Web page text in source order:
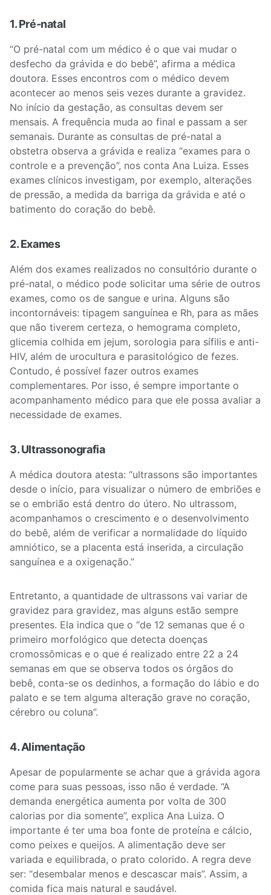
1. Pré-natal
“O pré-natal com um médico é o que vai mudar o
desfecho da grávida e do bebê”, afirma a médica
doutora. Esses encontros com o médico devem
acontecer ao menos seis vezes durante a gravidez.
No início da gestação, as consultas devem ser
mensais. A frequência muda ao final e passam a ser
semanais. Durante as consultas de pré-natal a
obstetra observa a grávida e realiza “exames para o
controle e a prevenção”, nos conta Ana Luiza. Esses
exames clínicos investigam, por exemplo, alterações
de pressão, a medida da barriga da grávida e até o
batimento do coração do bebê.
2. Exames
Além dos exames realizados no consultório durante o
pré-natal, o médico pode solicitar uma série de outros
exames, como os de sangue e urina. Alguns são
incontornáveis: tipagem sanguínea e Rh, para as mães
que não tiverem certeza, o hemograma completo,
glicemia colhida em jejum, sorologia para sífilis e anti-
HIV, além de urocultura e parasitológico de fezes.
Contudo, é possível fazer outros exames
complementares. Por isso, é sempre importante o
acompanhamento médico para que ele possa avaliar a
necessidade de exames.
3. Ultrassonografia
A médica doutora atesta: “ultrassons são importantes
desde o início, para visualizar o número de embriões e
se o embrião está dentro do útero. No ultrassom,
acompanhamos o crescimento e o desenvolvimento
do bebê, além de verificar a normalidade do líquido
amniótico, se a placenta está inserida, a circulação
sanguínea e a oxigenação.”
Entretanto, a quantidade de ultrassons vai variar de
gravidez para gravidez, mas alguns estão sempre
presentes. Ela indica que o “de 12 semanas que é o
primeiro morfológico que detecta doenças
cromossômicas e o que é realizado entre 22 a 24
semanas em que se observa todos os órgãos do
bebê, conta-se os dedinhos, a formação do lábio e do
palato e se tem alguma alteração grave no coração,
cérebro ou coluna”.
4. Alimentação
Apesar de popularmente se achar que a grávida agora
come para suas pessoas, isso não é verdade. “A
demanda energética aumenta por volta de 300
calorias por dia somente”, explica Ana Luiza. O
importante é ter uma boa fonte de proteína e cálcio,
como peixes e queijos. A alimentação deve ser
variada e equilibrada, o prato colorido. A regra deve
ser: “desembalar menos e descascar mais”. Assim, a
comida fica mais natural e saudável.